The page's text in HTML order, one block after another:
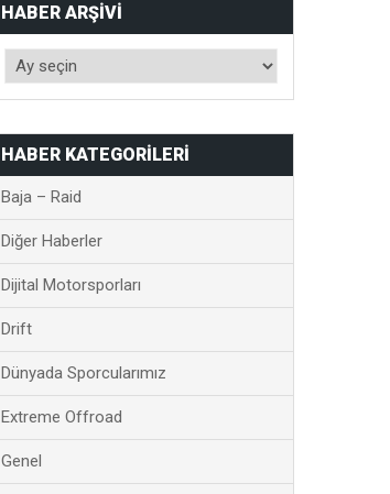
HABER ARŞIVI
HABER KATEGORILERI
Baja – Raid
Diğer Haberler
Dijital Motorsporları
Drift
Dünyada Sporcularımız
Extreme Offroad
Genel